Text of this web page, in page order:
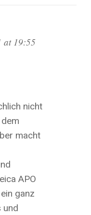
at 19:55
nicht
macht
APO
ganz
und